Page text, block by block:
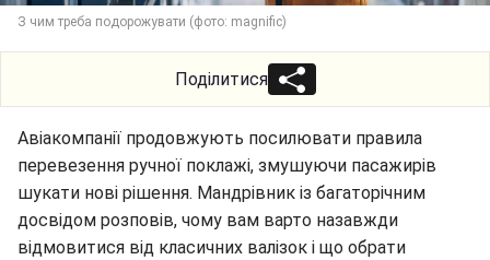
З чим треба подорожувати (фото: magnific)
Поділитися
Авіакомпанії продовжують посилювати правила
перевезення ручної поклажі, змушуючи пасажирів
шукати нові рішення. Мандрівник із багаторічним
досвідом розповів, чому вам варто назавжди
відмовитися від класичних валізок і що обрати